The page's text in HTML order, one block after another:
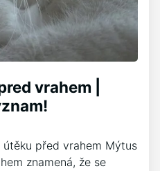
vrahem |
před vrahem Mýtus
znamená, že se